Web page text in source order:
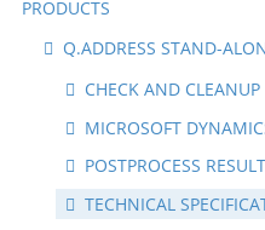
PRODUCTS
Q.ADDRESS STAND-
CHECK AND CLEANUP
MICROSOFT
POSTPROCESS
TECHNICAL